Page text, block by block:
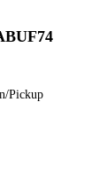
Pickup